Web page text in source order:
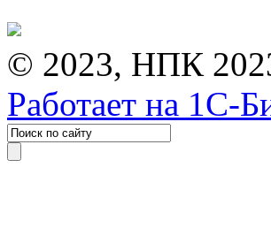
© 2023, НПК
Работает на 1С-